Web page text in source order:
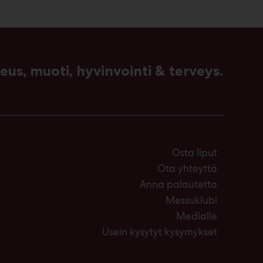
muoti, hyvinvointi & terveys.
Osta liput
Ota yhteyttä
Anna palautetta
Messuklubi
Medialle
Usein kysytyt kysymykset